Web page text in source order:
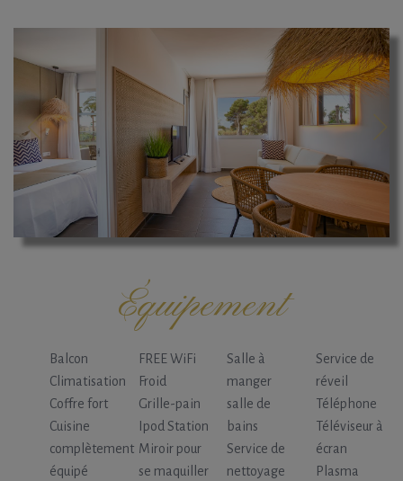
Équipement
Balcon
Climatisation
Coffre fort
Cuisine
complètement
équipé
FREE WiFi
Froid
Grille-pain
Ipod Station
Miroir pour
se maquiller
Salle à
manger
salle de
bains
Service de
nettoyage
Service de
réveil
Téléphone
Téléviseur à
écran
Plasma